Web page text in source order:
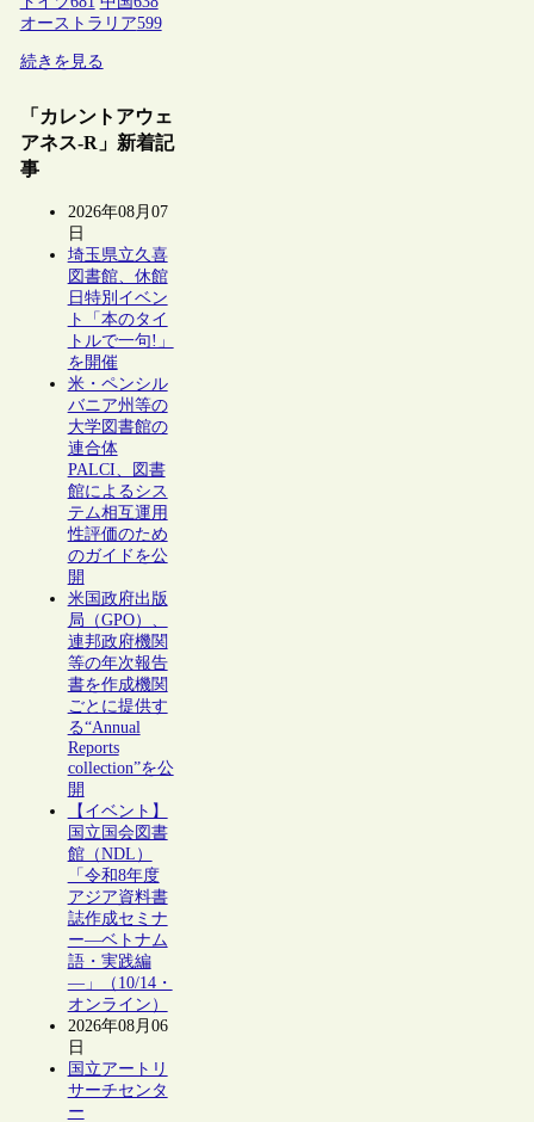
オーストラリア599
続きを見る
「カレントアウェ
アネス-R」新着記
事
2026年08月07
日
埼玉県立久喜
図書館、休館
日特別イベン
ト「本のタイ
トルで一句!」
を開催
米・ペンシル
バニア州等の
大学図書館の
連合体
PALCI、図書
館によるシス
テム相互運用
性評価のため
のガイドを公
開
米国政府出版
局（GPO）、
連邦政府機関
等の年次報告
書を作成機関
ごとに提供す
る“Annual
Reports
collection”を公
開
【イベント】
国立国会図書
館（NDL）
「令和8年度
アジア資料書
誌作成セミナ
ー―ベトナム
語・実践編
―」（10/14・
オンライン）
2026年08月06
日
国立アートリ
サーチセンタ
ー